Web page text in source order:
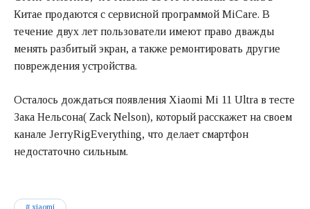
Китае продаются с сервисной программой MiCare. В
течение двух лет пользователи имеют право дважды
менять разбитый экран, а также ремонтировать другие
повреждения устройства.
Осталось дождаться появления Xiaomi Mi 11 Ultra в тесте
Зака Нельсона( Zack Nelson), который расскажет на своем
канале JerryRigEverything, что делает смартфон
недостаточно сильным.